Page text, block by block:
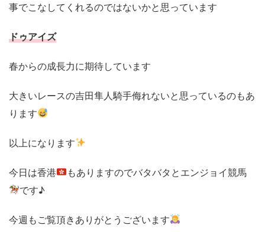
事でこなしてくれるのではないかと思っています
ドゥアイズ
春からの成長力に期待しています
大きいレースの吉田隼人騎手侮れないと思っているのもあ
ります
以上になります
今日は香港
もありますのでバタバタとエンジョイ競馬
です♪
今週もご覧頂きありがとうございます